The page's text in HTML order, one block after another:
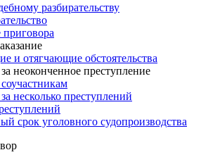
разбирательству
и отягчающие обстоятельства
неоконченное преступление
несколько преступлений
срок уголовного судопроизводства